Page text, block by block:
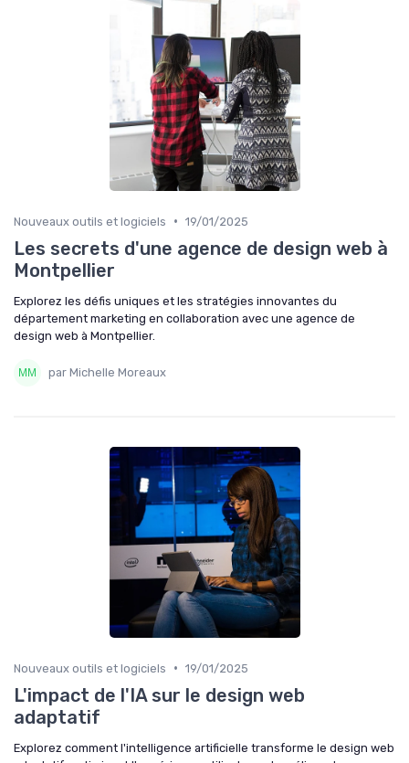
Nouveaux outils et logiciels • 19/01/2025
Les secrets d'une agence de design web à
Montpellier
Explorez les défis uniques et les stratégies innovantes du
département marketing en collaboration avec une agence de
design web à Montpellier.
par Michelle Moreaux
Nouveaux outils et logiciels • 19/01/2025
L'impact de l'IA sur le design web
adaptatif
Explorez comment l'intelligence artificielle transforme le design web